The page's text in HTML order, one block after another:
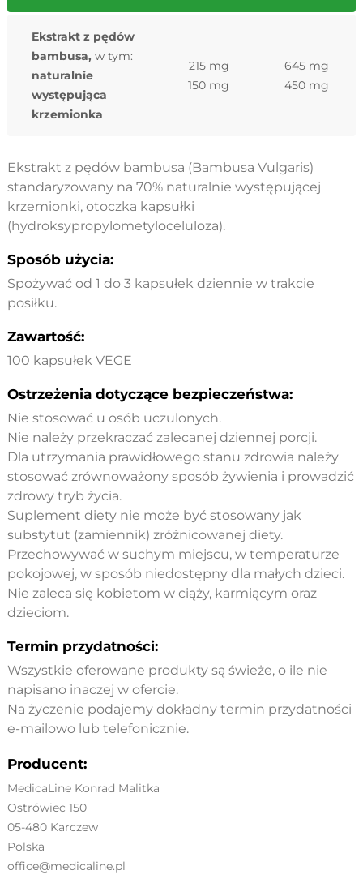
Ekstrakt z pędów
bambusa, w tym:
naturalnie
występująca
krzemionka
215 mg
150 mg
645 mg
450 mg
Ekstrakt z pędów bambusa (Bambusa Vulgaris)
standaryzowany na 70% naturalnie występującej
krzemionki, otoczka kapsułki
(hydroksypropylometyloceluloza).
Sposób użycia:
Spożywać od 1 do 3 kapsułek dziennie w trakcie
posiłku.
Zawartość:
100 kapsułek VEGE
Ostrzeżenia dotyczące bezpieczeństwa:
Nie stosować u osób uczulonych.
Nie należy przekraczać zalecanej dziennej porcji.
Dla utrzymania prawidłowego stanu zdrowia należy
stosować zrównoważony sposób żywienia i prowadzić
zdrowy tryb życia.
Suplement diety nie może być stosowany jak
substytut (zamiennik) zróżnicowanej diety.
Przechowywać w suchym miejscu, w temperaturze
pokojowej, w sposób niedostępny dla małych dzieci.
Nie zaleca się kobietom w ciąży, karmiącym oraz
dzieciom.
Termin przydatności:
Wszystkie oferowane produkty są świeże, o ile nie
napisano inaczej w ofercie.
Na życzenie podajemy dokładny termin przydatności
e-mailowo lub telefonicznie.
Producent:
MedicaLine Konrad Malitka
Ostrówiec 150
05-480 Karczew
Polska
office@medicaline.pl